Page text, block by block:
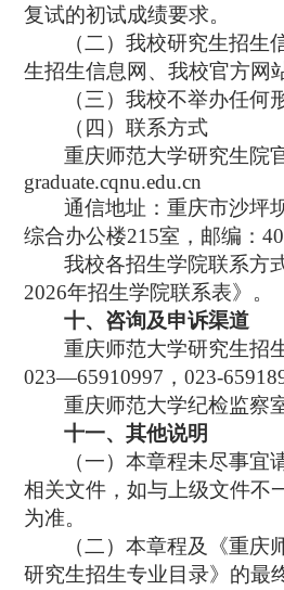
复试的初试成绩要求。
（二）我校研究生招生
生招生信息网、我校官方网
（三）我校不举办任何
（四）联系方式
重庆师范大学研究生院
graduate.cqnu.edu.cn
通信地址：重庆市沙坪
综合办公楼215室，邮编：
我校各招生学院联系方
2026年招生学院联系表》。
十、咨询及申诉渠道
重庆师范大学研究生招
023—65910997，023-
重庆师范大学纪检监察
十一、其他说明
（一）本章程未尽事宜
相关文件，如与上级文件不
为准。
（二）本章程及《重庆
研究生招生专业目录》的最